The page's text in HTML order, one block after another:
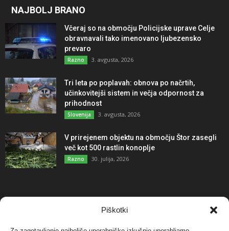
Piškotki
NAJBOLJ BRANO
Včeraj so na območju Policijske uprave Celje
obravnavali tako imenovano ljubezensko
prevaro
Razno 3. avgusta, 2026
Tri leta po poplavah: obnova po načrtih,
učinkovitejši sistem in večja odpornost za
prihodnost
Slovenija 3. avgusta, 2026
V prirejenem objektu na območju Štor zasegli
več kot 500 rastlin konoplje
Razno 30. julija, 2026
NAJBOLJ KOMENTIRANO